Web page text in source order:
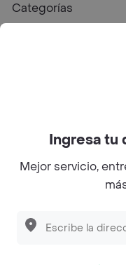
Categorías
©2026
Ingresa tu
Mejor servicio,